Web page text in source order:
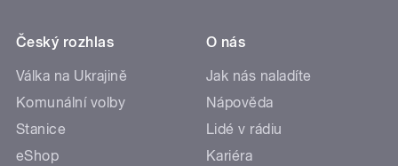
Český rozhlas
Válka na Ukrajině
Komunální volby
Stanice
eShop
O nás
Jak nás naladíte
Nápověda
Lidé v rádiu
Kariéra